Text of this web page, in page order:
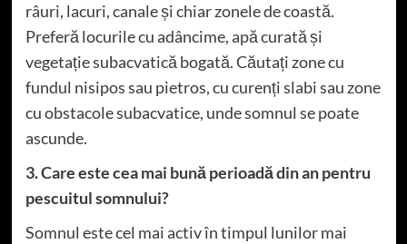
râuri, lacuri, canale și chiar zonele de coastă.
Preferă locurile cu adâncime, apă curată și
vegetație subacvatică bogată. Căutați zone cu
fundul nisipos sau pietros, cu curenți slabi sau zone
cu obstacole subacvatice, unde somnul se poate
ascunde.
3. Care este cea mai bună perioadă din an pentru
pescuitul somnului?
Somnul este cel mai activ în timpul lunilor mai